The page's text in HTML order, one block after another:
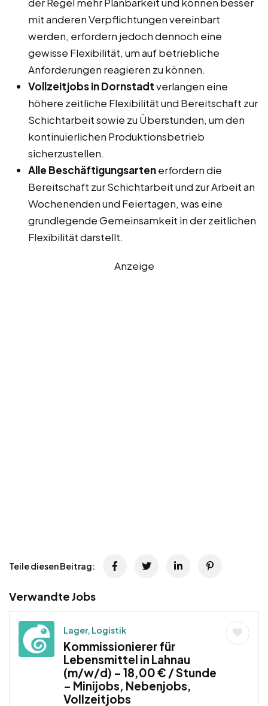
mit anderen Verpflichtungen vereinbart
werden, erfordern jedoch dennoch eine
gewisse Flexibilität, um auf betriebliche
Anforderungen reagieren zu können.
Vollzeitjobs in Dornstadtverlangen eine
höhere zeitliche Flexibilität und Bereitschaft zur
Schichtarbeit sowie zu Überstunden, um den
kontinuierlichen Produktionsbetrieb
sicherzustellen.
Alle Beschäftigungsartenerfordern die
Bereitschaft zur Schichtarbeit und zur Arbeit an
Wochenenden und Feiertagen, was eine
grundlegende Gemeinsamkeit in der zeitlichen
Flexibilität darstellt.
Anzeige
Teile diesen Beitrag:
Verwandte Jobs
Lager, Logistik
Kommissionierer für
Lebensmittel in Lahnau
(m/w/d) – 18,00 € / Stunde
– Minijobs, Nebenjobs,
Vollzeitjobs